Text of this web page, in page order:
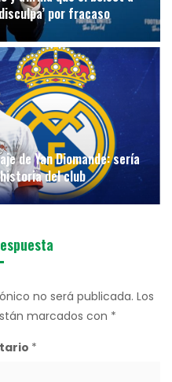
por fracaso
de Yan Diomande: sería
del club
no será publicada. Los
marcados con *
*